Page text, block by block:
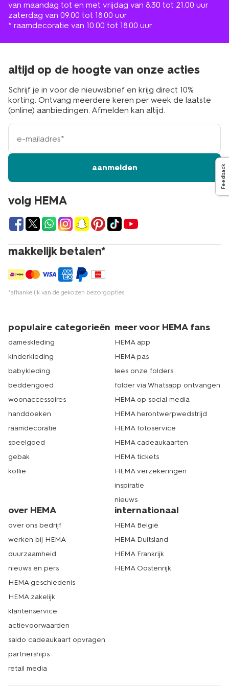
van maandag tot en met vrijdag van 8.30 tot 21.00 uur
zaterdag van 09.00 tot 18.00 uur
* raamdecoratie van 10.00 tot 18.00 uur
volg HEMA
makkelijk betalen*
*afhankelijk van de gekozen bezorgopties
altijd op de hoogte van onze acties
Schrijf je in voor de nieuwsbrief en krijg direct 10%
korting. Ontvang meerdere keren per week de laatste
(online) aanbiedingen. Afmelden kan altijd.
e-
mailadres
aanmelden
populaire categorieën
dameskleding
kinderkleding
babykleding
beddengoed
woonaccessoires
handdoeken
raamdecoratie
speelgoed
gebak
koffie
meer voor HEMA fans
HEMA app
HEMA pas
lees onze folders
folder via Whatsapp ontvangen
HEMA op social media
HEMA herontwerpwedstrijd
HEMA fotoservice
HEMA cadeaukaarten
HEMA tickets
HEMA verzekeringen
inspiratie
nieuws
over HEMA
over ons bedrijf
werken bij HEMA
duurzaamheid
nieuws en pers
HEMA geschiedenis
HEMA zakelijk
klantenservice
actievoorwaarden
saldo cadeaukaart opvragen
partnerships
retail media
internationaal
HEMA België
HEMA Duitsland
HEMA Frankrijk
HEMA Oostenrijk
Feedback